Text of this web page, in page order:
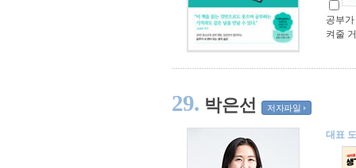
공부
켜줄
29. 박은선 저자파일
대표